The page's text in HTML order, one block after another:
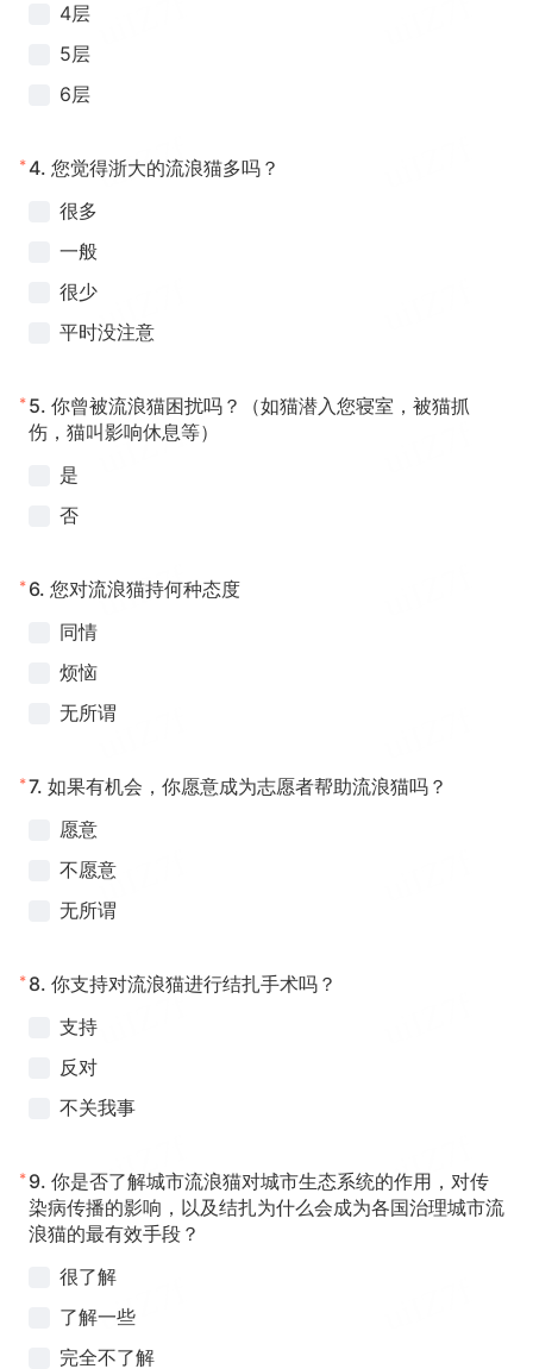
4层
5层
6层
* 4. 您觉得浙大的流浪猫多吗？
很多
一般
很少
平时没注意
* 5. 你曾被流浪猫困扰吗？（如猫潜入您寝室，被猫抓
伤，猫叫影响休息等）
是
否
* 6. 您对流浪猫持何种态度
同情
烦恼
无所谓
*7. 如果有机会，你愿意成为志愿者帮助流浪猫吗？
愿意
不愿意
无所谓
* 8. 你支持对流浪猫进行结扎手术吗？
支持
反对
不关我事
* 9. 你是否了解城市流浪猫对城市生态系统的作用，对传
染病传播的影响，以及结扎为什么会成为各国治理城市流
浪猫的最有效手段？
很了解
了解一些
完全不了解